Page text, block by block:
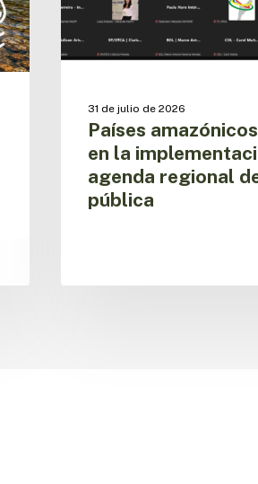
agenda
regional
de
31 de julio de 2026
Países
en la
agenda regional
pública